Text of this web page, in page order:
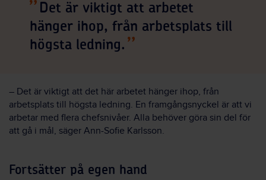
Det är viktigt att arbetet
hänger ihop, från arbetsplats till
högsta ledning.
– Det är viktigt att det här arbetet hänger ihop, från
arbetsplats till högsta ledning. En framgångsnyckel är att vi
arbetar med flera chefsnivåer. Alla behöver göra sin del för
att gå i mål, säger Ann-Sofie Karlsson.
Fortsätter på egen hand